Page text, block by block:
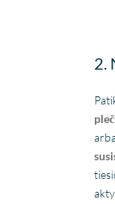
2.
arba